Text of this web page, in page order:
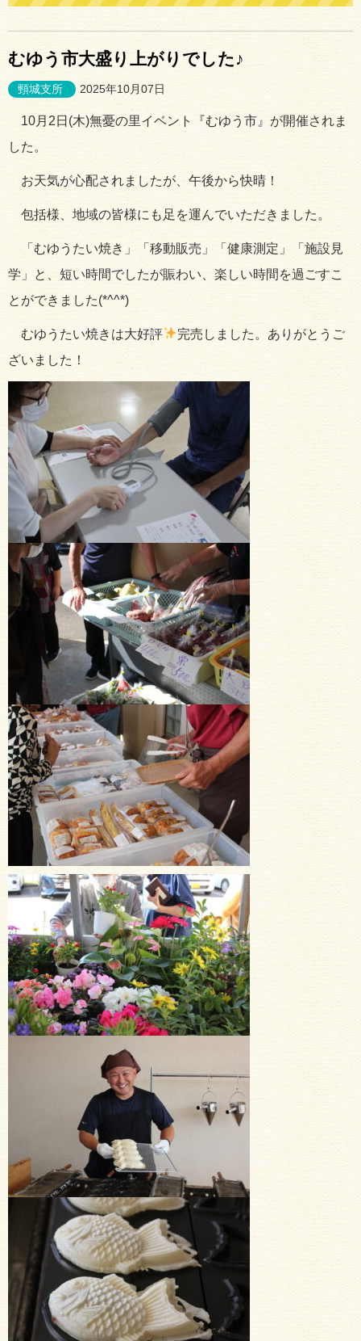
むゆう市大盛り上がりでした♪
頸城支所 2025年10月07日
10月2日(木)無憂の里イベント『むゆう市』が開催されま
した。
お天気が心配されましたが、午後から快晴！
包括様、地域の皆様にも足を運んでいただきました。
「むゆうたい焼き」「移動販売」「健康測定」「施設見
学」と、短い時間でしたが賑わい、楽しい時間を過ごすこ
とができました(*^^*)
むゆうたい焼きは大好評
完売しました。ありがとうご
ざいました！